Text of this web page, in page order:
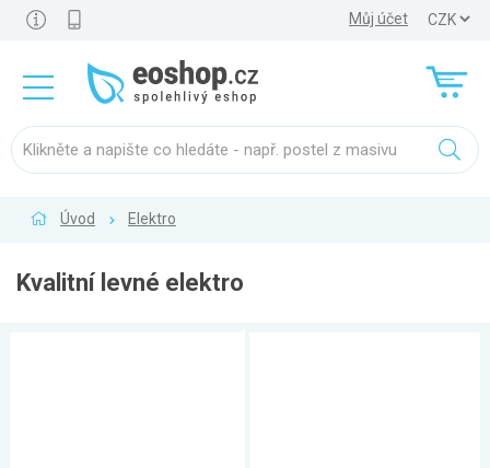
Můj účet
Úvod Elektro
Kvalitní levné elektro